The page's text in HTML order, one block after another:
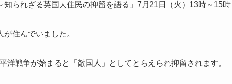
知られざる英国人住民の抑留を語る」7月21日（火）13時～15時
住んでいました。
洋戦争が始まると「敵国人」としてとらえられ抑留されます。